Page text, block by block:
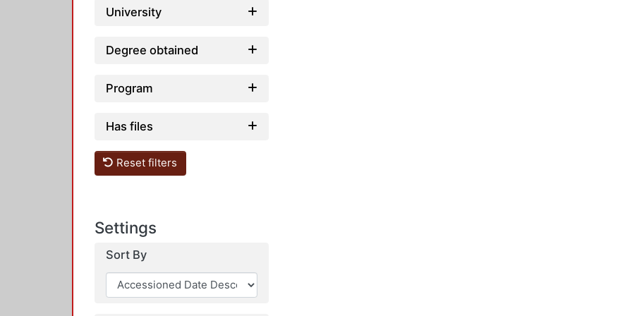
University
Degree obtained
Program
Has files
Reset filters
Settings
Sort By